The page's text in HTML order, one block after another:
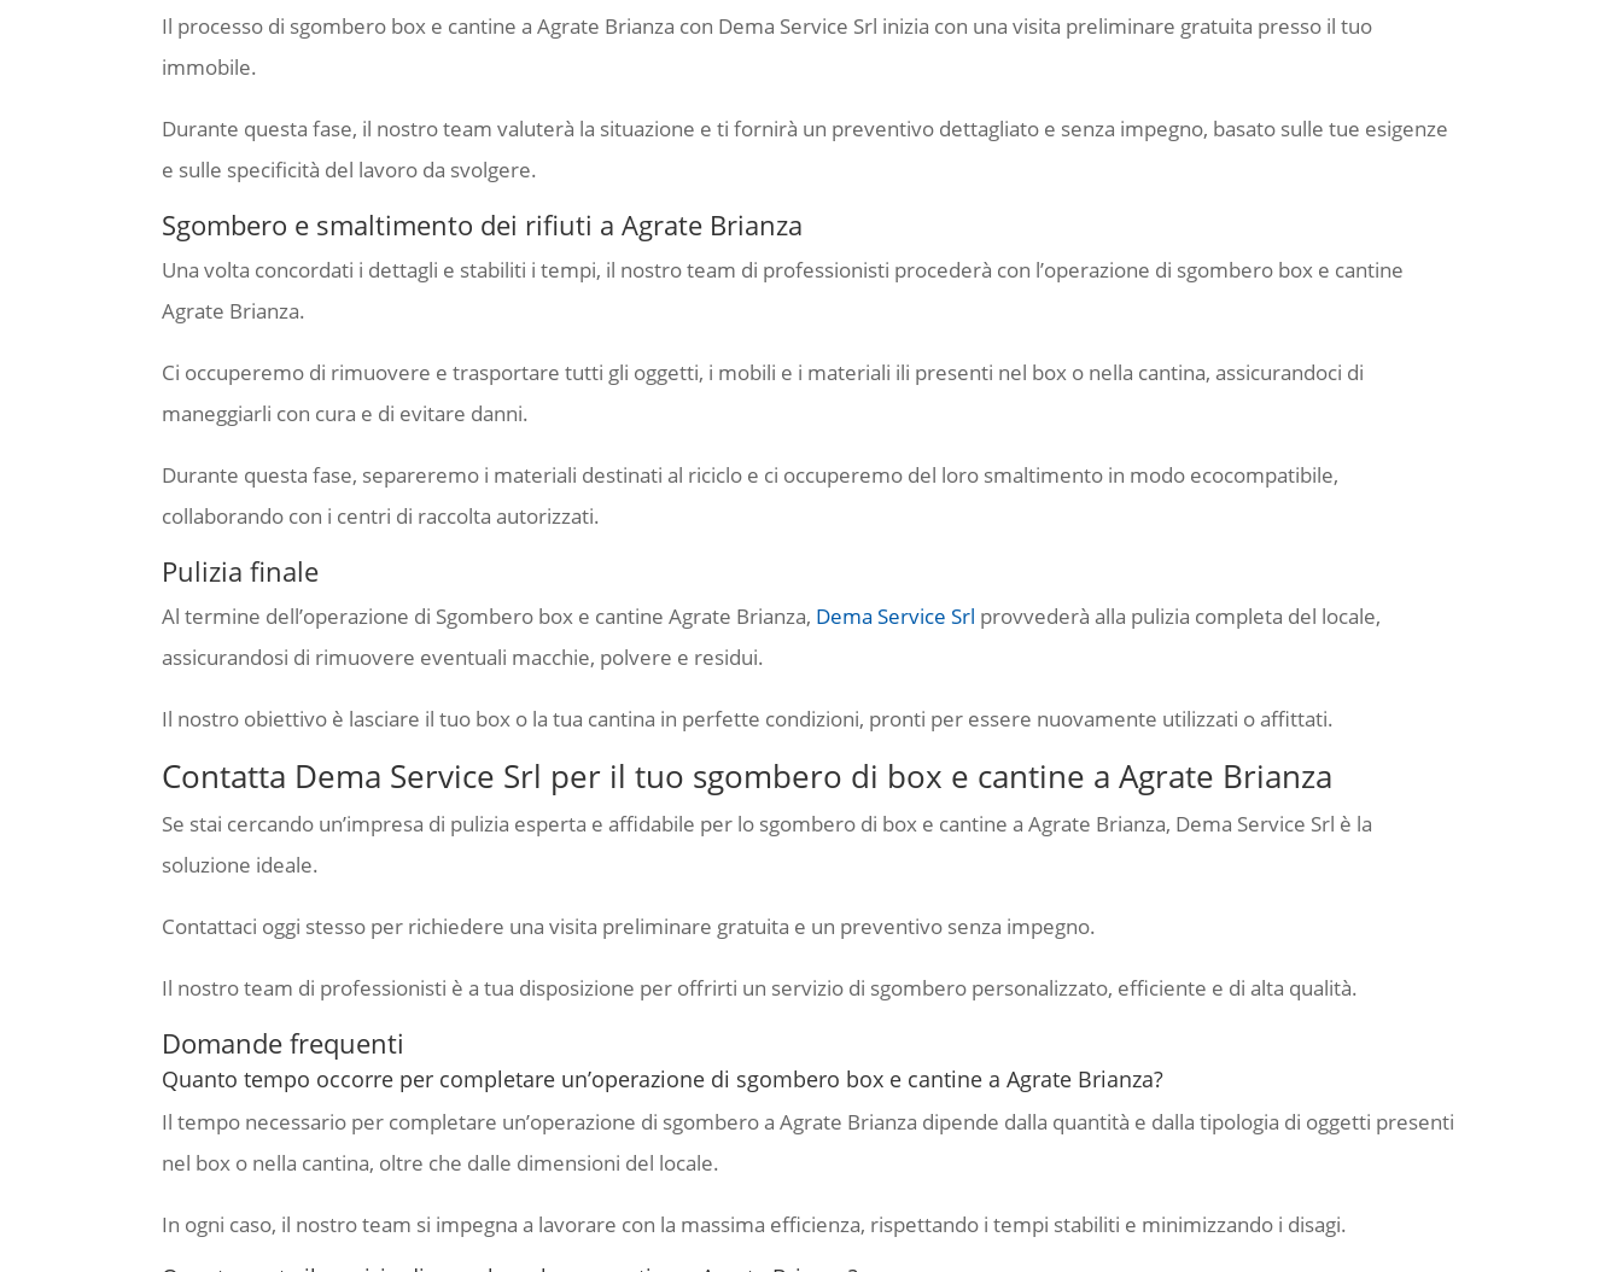
Il processo di sgombero box e cantine a Agrate Brianza con Dema Service Srl inizia con una visita preliminare gratuita presso il tuo
immobile.
Durante questa fase, il nostro team valuterà la situazione e ti fornirà un preventivo dettagliato e senza impegno, basato sulle tue esigenze
e sulle specificità del lavoro da svolgere.
Sgombero e smaltimento dei rifiuti a Agrate Brianza
Una volta concordati i dettagli e stabiliti i tempi, il nostro team di professionisti procederà con l’operazione di sgombero box e cantine
Agrate Brianza.
Ci occuperemo di rimuovere e trasportare tutti gli oggetti, i mobili e i materiali ili presenti nel box o nella cantina, assicurandoci di
maneggiarli con cura e di evitare danni.
Durante questa fase, separeremo i materiali destinati al riciclo e ci occuperemo del loro smaltimento in modo ecocompatibile,
collaborando con i centri di raccolta autorizzati.
Pulizia finale
Al termine dell’operazione di Sgombero box e cantine Agrate Brianza, Dema Service Srl provvederà alla pulizia completa del locale,
assicurandosi di rimuovere eventuali macchie, polvere e residui.
Il nostro obiettivo è lasciare il tuo box o la tua cantina in perfette condizioni, pronti per essere nuovamente utilizzati o affittati.
Contatta Dema Service Srl per il tuo sgombero di box e cantine a Agrate Brianza
Se stai cercando un’impresa di pulizia esperta e affidabile per lo sgombero di box e cantine a Agrate Brianza, Dema Service Srl è la
soluzione ideale.
Contattaci oggi stesso per richiedere una visita preliminare gratuita e un preventivo senza impegno.
Il nostro team di professionisti è a tua disposizione per offrirti un servizio di sgombero personalizzato, efficiente e di alta qualità.
Domande frequenti
Quanto tempo occorre per completare un’operazione di sgombero box e cantine a Agrate Brianza?
Il tempo necessario per completare un’operazione di sgombero a Agrate Brianza dipende dalla quantità e dalla tipologia di oggetti presenti
nel box o nella cantina, oltre che dalle dimensioni del locale.
In ogni caso, il nostro team si impegna a lavorare con la massima efficienza, rispettando i tempi stabiliti e minimizzando i disagi.